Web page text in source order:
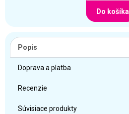
Do košíka
Popis
Doprava a platba
Recenzie
Súvisiace produkty